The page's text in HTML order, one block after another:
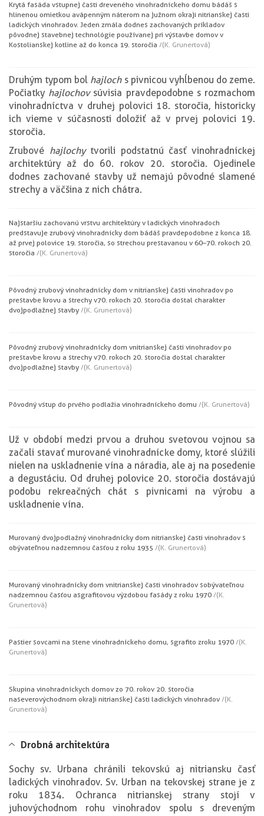
Krytá fasáda vstupnej časti dreveného vinohradníckeho domu bádáš s
hlinenou omietkou a vápenným náterom na južnom okraji nitrianskej časti
ladických vinohradov. Jeden z mála dodnes zachovaných príkladov
pôvodnej stavebnej technológie používanej pri výstavbe domov v
Kostolianskej kotline až do konca 19. storočia /(K. Grunertová)
Druhým typom bol hajlochs pivnicou vyhĺbenou do zeme.
Počiatky hajlochovsúvisia pravdepodobne s rozmachom
vinohradníctva v druhej polovici 18. storočia, historicky
ich vieme v súčasnosti doložiť až v prvej polovici 19.
storočia.
Zrubové hajlochytvorili podstatnú časť vinohradníckej
architektúry až do 60. rokov 20. storočia. Ojedinele
dodnes zachované stavby už nemajú pôvodné slamené
strechy a väčšina z nich chátra.
Najstaršiu zachovanú vrstvu architektúry v ladických vinohradoch
predstavuje zrubový vinohradnícky dom bádáš pravdepodobne z konca 18.
až prvej polovice 19. storočia, so strechou prestavanou v 60–70. rokoch 20.
storočia /(K. Grunertová)
Pôvodný zrubový vinohradnícky dom v nitrianskej časti vinohradov po
prestavbe krovu a strechy v 70. rokoch 20. storočia dostal charakter
dvojpodlažnej stavby /(K. Grunertová)
Pôvodný zrubový vinohradnícky dom v nitrianskej časti vinohradov po
prestavbe krovu a strechy v 70. rokoch 20. storočia dostal charakter
dvojpodlažnej stavby /(K. Grunertová)
Pôvodný vstup do prvého podlažia vinohradníckeho domu /(K. Grunertová)
Už v období medzi prvou a druhou svetovou vojnou sa
začali stavať murované vinohradnícke domy, ktoré slúžili
nielen na uskladnenie vína a náradia, ale aj na posedenie
a degustáciu. Od druhej polovice 20. storočia dostávajú
podobu rekreačných chát s pivnicami na výrobu a
uskladnenie vína.
Murovaný dvojpodlažný vinohradnícky dom nitrianskej časti vinohradov s
obývateľnou nadzemnou časťou z roku 1935 /(K. Grunertová)
Murovaný vinohradnícky dom v nitrianskej časti vinohradov s obývateľnou
nadzemnou časťou a sgrafitovou výzdobou fasády z roku 1970 /(K.
Grunertová)
Pastier s ovcami na stene vinohradníckeho domu, sgrafito z roku 1970 /(K.
Grunertová)
Skupina vinohradníckych domov zo 70. rokov 20. storočia
na severovýchodnom okraji nitrianskej časti ladických vinohradov /(K.
Grunertová)
Drobná architektúra
Sochy sv. Urbana chránili tekovskú aj nitriansku časť
ladických vinohradov. Sv. Urban na tekovskej strane je z
roku 1834. Ochranca nitrianskej strany stojí v
juhovýchodnom rohu vinohradov spolu s dreveným